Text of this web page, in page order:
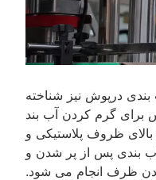
بندی درپوش نیز شناخته
گرم کردن آب بند
ظروف پلاستیکی و
بندی پس از پر شدن و
ظرف انجام می شود.